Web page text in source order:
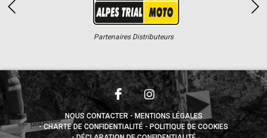
Partenaires Distributeurs
NOUS CONTACTER
MENTIONS LÉGALES
CHARTE DE CONFIDENTIALITÉ
POLITIQUE DE COOKIES